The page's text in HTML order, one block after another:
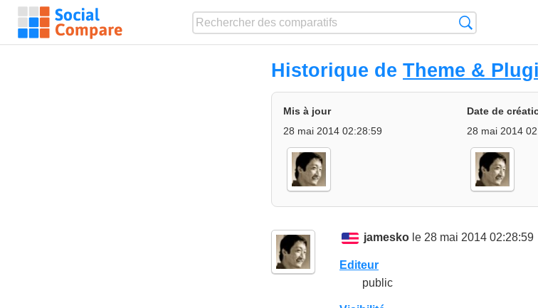
Historique de Theme &
Mis à jour
28 mai 2014 02:28:59
Date de
28 mai 2014
jamesko le 28 mai 2014 02:28:59
Editeur
public